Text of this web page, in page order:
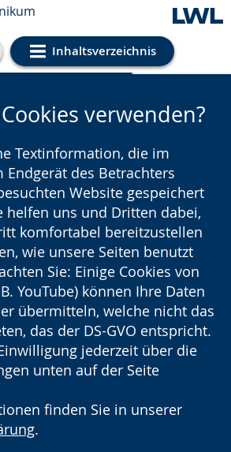
Inhaltsverzeichnis
Einstellungen
verwenden?
Textinformation, die im
Endgerät des Betrachters
Website gespeichert
helfen uns und Dritten dabei,
komfortabel bereitzustellen
wie unsere Seiten benutzt
Sie: Einige Cookies von
YouTube) können Ihre Daten
übermitteln, welche nicht das
das der DS-GVO entspricht.
jederzeit über die
unten auf der Seite
finden Sie in unserer
.